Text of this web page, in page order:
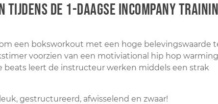
de 1-daagse incompany
een boksworkout met een hoge belevingswaarde
voorzien van een motiviational hip hop warming
leert de instructeur werken middels een strak
gestructureerd, afwisselend en zwaar!